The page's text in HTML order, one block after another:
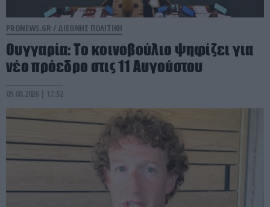
PRONEWS.GR / ΔΙΕΘΝΗΣ ΠΟΛΙΤΙΚΗ
Ουγγαρία: Το κοινοβούλιο ψηφίζει για
νέο πρόεδρο στις 11 Αυγούστου
05.08.2026 | 17:52